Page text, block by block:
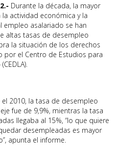
Durante la década, la mayor
actividad económica y la
empleo asalariado se han
altas tasas de desempleo
la situación de los derechos
por el Centro de Estudios para
2010, la tasa de desempleo
fue de 9,9%, mientras la tasa
llegaba al 15%, “lo que quiere
desempleadas es mayor
apunta el informe.